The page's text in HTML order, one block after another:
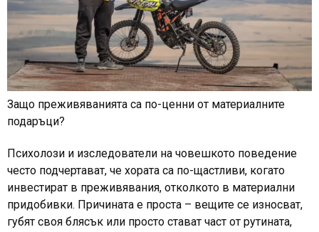
Защо преживяванията са по-ценни от материалните
подаръци?
Психолози и изследователи на човешкото поведение
често подчертават, че хората са по-щастливи, когато
инвестират в преживявания, отколкото в материални
придобивки. Причината е проста – вещите се износват,
губят своя блясък или просто стават част от рутината,